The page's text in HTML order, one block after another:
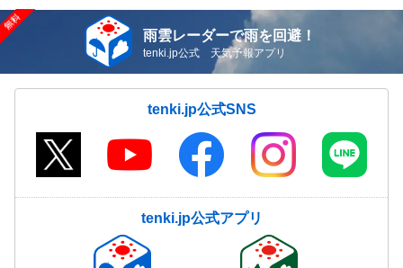
雨雲レーダーで雨を回避！
tenki.jp公式 天気予報アプリ
tenki.jp公式SNS
tenki.jp公式アプリ